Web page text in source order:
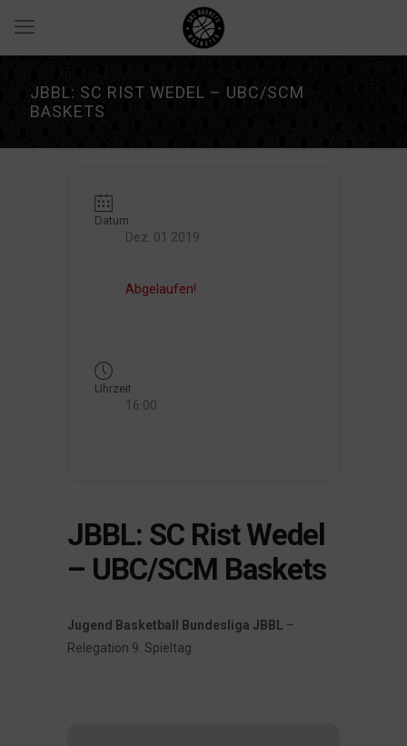
JBBL: SC RIST WEDEL – UBC/SCM
BASKETS
Datum
Dez. 01 2019
Abgelaufen!
Uhrzeit
16:00
JBBL: SC Rist Wedel
– UBC/SCM Baskets
Jugend Basketball Bundesliga JBBL –
Relegation 9. Spieltag